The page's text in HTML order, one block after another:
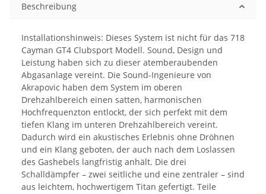
Beschreibung
Installationshinweis: Dieses System ist nicht für das 718
Cayman GT4 Clubsport Modell. Sound, Design und
Leistung haben sich zu dieser atemberaubenden
Abgasanlage vereint. Die Sound-Ingenieure von
Akrapovic haben dem System im oberen
Drehzahlbereich einen satten, harmonischen
Hochfrequenzton entlockt, der sich perfekt mit dem
tiefen Klang im unteren Drehzahlbereich vereint.
Dadurch wird ein akustisches Erlebnis ohne Dröhnen
und ein Klang geboten, der auch nach dem Loslassen
des Gashebels langfristig anhält. Die drei
Schalldämpfer – zwei seitliche und eine zentraler – sind
aus leichtem, hochwertigem Titan gefertigt. Teile